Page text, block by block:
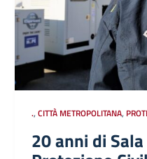
., CITTÀ METROPOLITANA,
20 anni di